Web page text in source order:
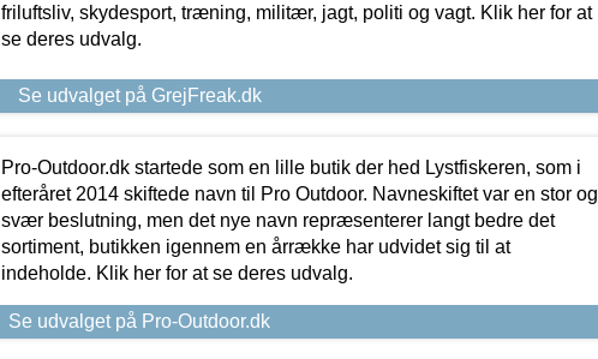
friluftsliv, skydesport, træning, militær, jagt, politi og vagt. Klik her for at
se deres udvalg.
Se udvalget på GrejFreak.dk
Pro-Outdoor.dk startede som en lille butik der hed Lystfiskeren, som i
efteråret 2014 skiftede navn til Pro Outdoor. Navneskiftet var en stor og
svær beslutning, men det nye navn repræsenterer langt bedre det
sortiment, butikken igennem en årrække har udvidet sig til at
indeholde. Klik her for at se deres udvalg.
Se udvalget på Pro-Outdoor.dk